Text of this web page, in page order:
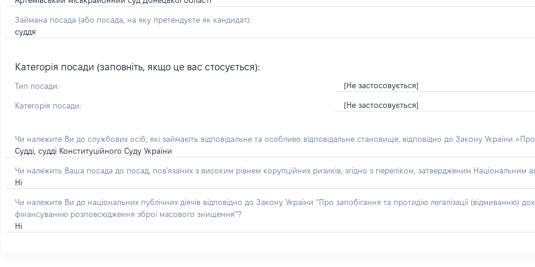
Займана посада (або посада, на яку претендуєте як кандидат):
суддя
Категорія посади (заповніть, якщо це вас стосується):
Тип посади: [Не застосовується]
Категорія посади: [Не застосовується]
Чи належите Ви до службових осіб, які займають відповідальне та особливо відповідальне становище, відповідно до Закону України «Про
Судді, судді Конституційного Суду України
Чи належить Ваша посада до посад, пов'язаних з високим рівнем корупційних ризиків, згідно з переліком, затвердженим Національним
Ні
Чи належите Ви до національних публічних діячів відповідно до Закону України “Про запобігання та протидію легалізації
фінансуванню розповсюдження зброї масового знищення”?
Ні